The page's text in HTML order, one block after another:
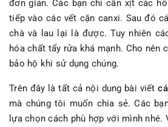
đơn giản. Các bạn chỉ cần xịt các
tiếp vào các vết cặn canxi. Sau đó
chà và lau lại là được. Tuy nhiên
hóa chất tẩy rửa khá mạnh. Cho nên
bảo hộ khi sử dụng chúng.
Trên đây là tất cả nội dung bài viết
mà chúng tôi muốn chia sẻ. Các
lựa chọn cách phù hợp với mình